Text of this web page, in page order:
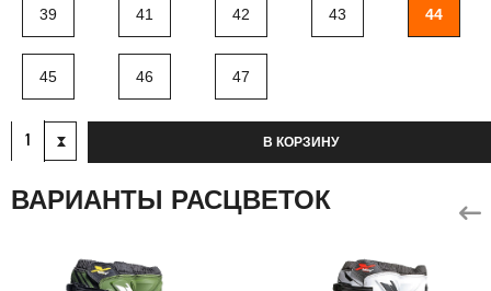
39 41 42 43 44
45 46 47
В КОРЗИНУ
ВАРИАНТЫ РАСЦВЕТОК